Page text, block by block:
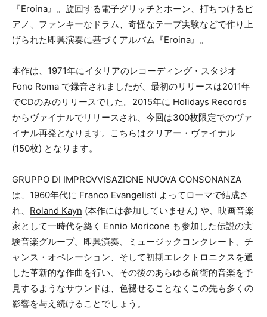
メールアドレス（必須）
『Eroina』。旋回する電子グリッチとホーン、打ちつけるピ
アノ、ファンキーなドラム、奇怪なテープ実験などで作り上
げられた即興演奏に基づくアルバム『Eroina』。
本作は、1971年にイタリアのレコーディング・スタジオ
Fono Roma で録音されましたが、最初のリリースは2011年
でCDのみのリリースでした。2015年に Holidays Records
からヴァイナルでリリースされ、今回は300枚限定でのヴァ
イナル再発となります。こちらはクリアー・ヴァイナル
(150枚) となります。
GRUPPO DI IMPROVVISAZIONE NUOVA CONSONANZA
は、1960年代に Franco Evangelisti よってローマで結成さ
れ、 Roland Kayn (本作には参加していません) や、映画音楽
家として一時代を築く Ennio Moricone も参加した伝説の実
験音楽グループ。即興演奏、ミュージックコンクレート、チ
ャンス・オペレーション、そして初期エレクトロニクスを通
した革新的な作曲を行い、その後のあらゆる前衛的音楽を予
見するようなサウンドは、色褪せることなくこの先も多くの
影響を与え続けることでしょう。